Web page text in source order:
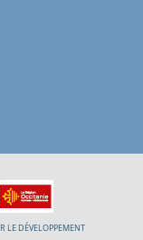
LE DÉVELOPPEMENT